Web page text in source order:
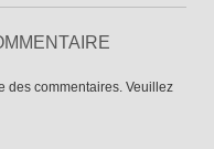
des commentaires. Veuillez